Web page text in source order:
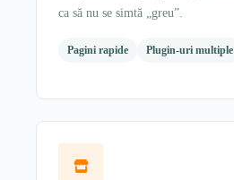
ca să nu se simtă „greu”.
Pagini rapide Plugin-uri multiple